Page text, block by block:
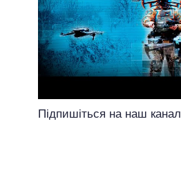
Підпишіться на наш канал